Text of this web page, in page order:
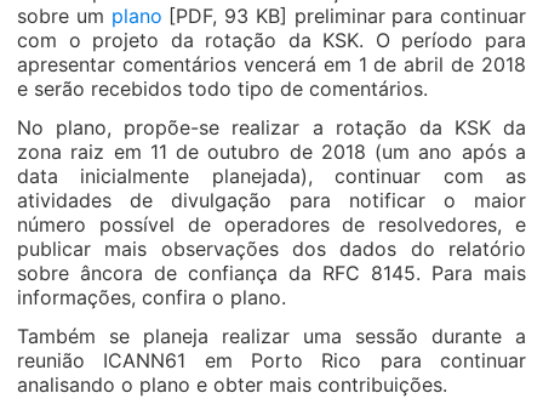
sobre um plano [PDF, 93 KB] preliminar para continuar
com o projeto da rotação da KSK. O período para
apresentar comentários vencerá em 1 de abril de 2018
e serão recebidos todo tipo de comentários.
No plano, propõe-se realizar a rotação da KSK da
zona raiz em 11 de outubro de 2018 (um ano após a
data inicialmente planejada), continuar com as
atividades de divulgação para notificar o maior
número possível de operadores de resolvedores, e
publicar mais observações dos dados do relatório
sobre âncora de confiança da RFC 8145. Para mais
informações, confira o plano.
Também se planeja realizar uma sessão durante a
reunião ICANN61 em Porto Rico para continuar
analisando o plano e obter mais contribuições.